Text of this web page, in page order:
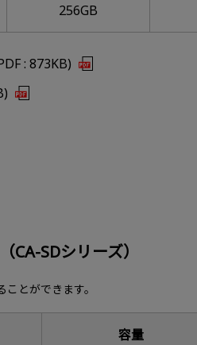
256GB
: 873KB)
CA-SDシリーズ）
とができます。
容量